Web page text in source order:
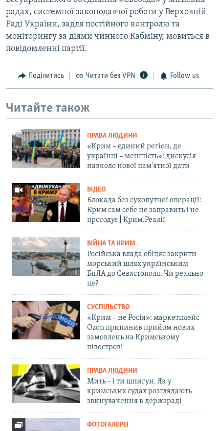
радах, системної законодавчої роботи у Верховній
Раді України, задля постійного контролю та
моніторингу за діями чинного Кабміну, мовиться в
повідомленні партії.
Поділитись Читати без VPN Follow us
Читайте також
ПРАВА ЛЮДИНИ
«Крим – єдиний регіон, де
українці – меншість»: дискусія
навколо нової пам'ятної дати
ВІДЕО
Блокада без сухопутної операції:
Крим сам себе не заправить і не
прогодує | Крим.Реалії
ВІЙНА ТА КРИМ
Російська влада обіцяє закрити
морський шлях українським
БпЛА до Севастополя. Чи реально
це?
СУСПІЛЬСТВО
«Крим – не Росія»: маркетплейс
Ozon припинив прийом нових
замовлень на Кримському
півострові
ПРАВА ЛЮДИНИ
Мить – і ти шпигун. Як у
кримських судах розглядають
звинувачення в держзраді
ФОТОГАЛЕРЕЇ